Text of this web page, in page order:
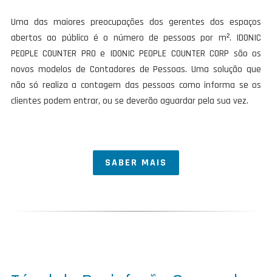
Uma das maiores preocupações dos gerentes dos espaços
abertos ao público é o número de pessoas por m². IDONIC
PEOPLE COUNTER PRO e IDONIC PEOPLE COUNTER CORP são os
novos modelos de Contadores de Pessoas. Uma solução que
não só realiza a contagem das pessoas como informa se os
clientes podem entrar, ou se deverão aguardar pela sua vez.
SABER MAIS